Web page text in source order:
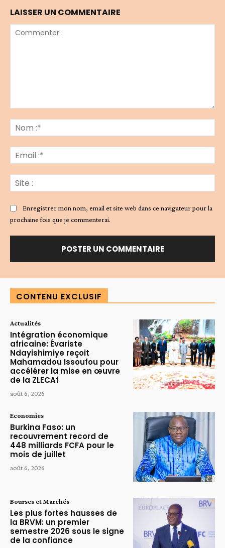
LAISSER UN COMMENTAIRE
:*
:*
:
Enregistrer mon nom, email et site web dans ce navigateur pour la
prochaine fois que je commenterai.
CONTENU EXCLUSIF
Actualités
Intégration économique
africaine: Évariste
Ndayishimiye reçoit
Mahamadou Issoufou pour
accélérer la mise en œuvre
de la ZLECAf
août 6, 2026
Economies
Burkina Faso: un
recouvrement record de
448 milliards FCFA pour le
mois de juillet
août 6, 2026
Bourses et Marchés
Les plus fortes hausses de
la BRVM: un premier
semestre 2026 sous le signe
de la confiance